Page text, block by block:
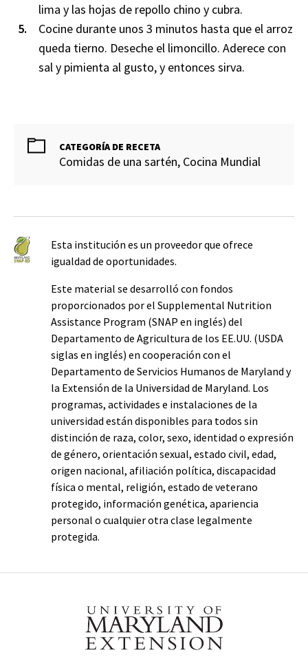
lima y las hojas de repollo chino y cubra.
Cocine durante unos 3 minutos hasta que el arroz
queda tierno. Deseche el limoncillo. Aderece con
sal y pimienta al gusto, y entonces sirva.
CATEGORÍA DE RECETA
Comidas de una sartén, Cocina Mundial
Esta institución es un proveedor que ofrece
igualdad de oportunidades.
Este material se desarrolló con fondos
proporcionados por el Supplemental Nutrition
Assistance Program (SNAP en inglés) del
Departamento de Agricultura de los EE.UU. (USDA
siglas en inglés) en cooperación con el
Departamento de Servicios Humanos de Maryland y
la Extensión de la Universidad de Maryland. Los
programas, actividades e instalaciones de la
universidad están disponibles para todos sin
distinción de raza, color, sexo, identidad o expresión
de género, orientación sexual, estado civil, edad,
origen nacional, afiliación política, discapacidad
física o mental, religión, estado de veterano
protegido, información genética, apariencia
personal o cualquier otra clase legalmente
protegida.